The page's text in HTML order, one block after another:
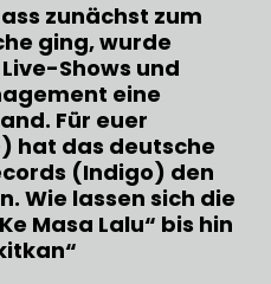
zunächst zum
ging, wurde
Shows und
eine
Für euer
hat das deutsche
(Indigo) den
Wie lassen sich die
Masa Lalu“ bis hin